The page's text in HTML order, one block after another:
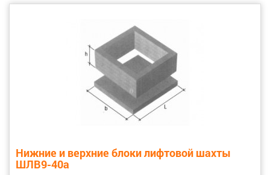
Нижние и верхние блоки лифтовой шахты
ШЛВ9-40а